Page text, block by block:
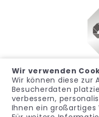
Wir verwenden
Wir können diese zur
Besucherdaten
verbessern,
Ihnen ein großartiges